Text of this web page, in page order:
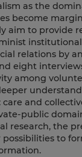
as the
become
aim to provide
relations by
eight
among
and
public
research, the
to